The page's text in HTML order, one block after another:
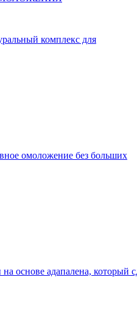
комплекс для
омоложение без больших
основе адапалена,